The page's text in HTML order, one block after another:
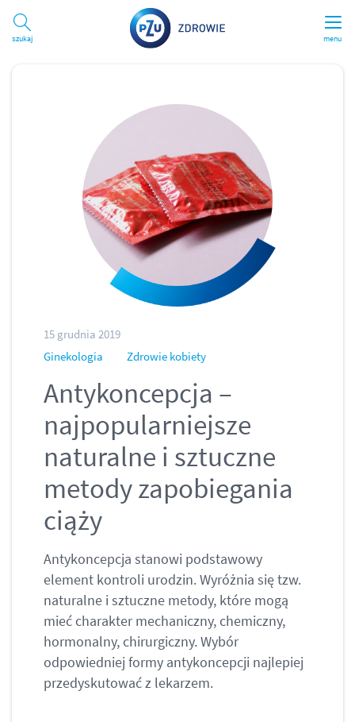
menu
Szukaj
15 grudnia 2019
Ginekologia
Zdrowie kobiety
Antykoncepcja –
najpopularniejsze
naturalne i sztuczne
metody zapobiegania
ciąży
Antykoncepcja stanowi podstawowy
element kontroli urodzin. Wyróżnia się tzw.
naturalne i sztuczne metody, które mogą
mieć charakter mechaniczny, chemiczny,
hormonalny, chirurgiczny. Wybór
odpowiedniej formy antykoncepcji najlepiej
przedyskutować z lekarzem.